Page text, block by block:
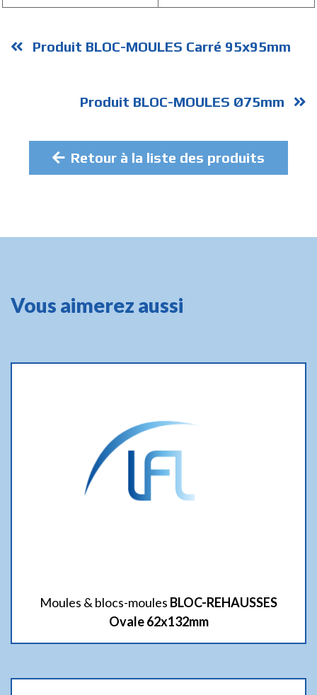
Produit BLOC-MOULES Carré 95x95mm
Produit BLOC-MOULES Ø75mm
Retour à la liste des produits
Vous aimerez aussi
Moules & blocs-moules BLOC-REHAUSSES
Ovale 62x132mm